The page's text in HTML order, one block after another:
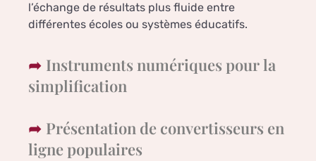
l’échange de résultats plus fluide entre
différentes écoles ou systèmes éducatifs.
Instruments numériques pour la
simplification
Présentation de convertisseurs en
ligne populaires